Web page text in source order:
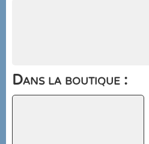
Dans la boutique :